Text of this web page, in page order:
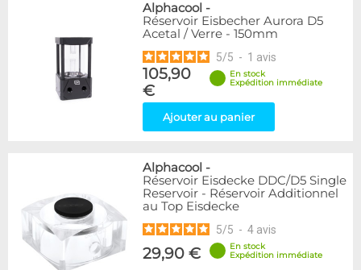
Alphacool -
Réservoir Eisbecher Aurora D5
Acetal / Verre - 150mm
5/5 - 1 avis
105,90
€
En stock
Expédition immédiate
Ajouter au panier
Alphacool -
Réservoir Eisdecke DDC/D5 Single
Reservoir - Réservoir Additionnel
au Top Eisdecke
5/5 - 4 avis
29,90 €
En stock
Expédition immédiate